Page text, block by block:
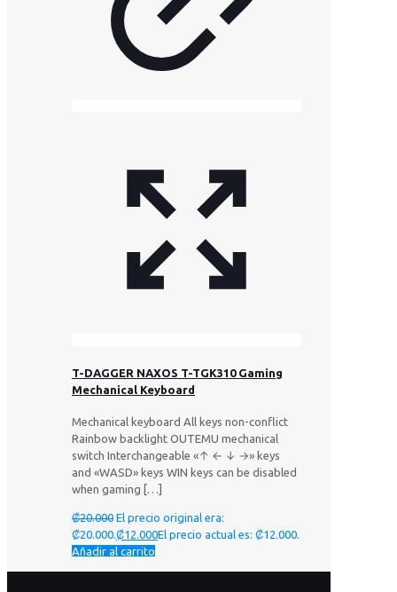
T-DAGGER NAXOS T-TGK310 Gaming
Mechanical Keyboard
Mechanical keyboard All keys non-conflict
Rainbow backlight OUTEMU mechanical
switch Interchangeable «↑ ← ↓ →» keys
and «WASD» keys WIN keys can be disabled
when gaming […]
₡20.000 El precio original era:
₡20.000. ₡12.000El precio actual es: ₡12.000.
Añadir al carrito